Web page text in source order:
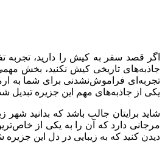
اگر قصد سفر به کیش را دارید،
جاذبه‌های تاریخی کیش نکنید، بخش
تجربه‌ای فراموش‌نشدنی برای شما به
یکی از جاذبه‌های مهم این جزیره تبدیل
مرجانی دارد که آن را به یکی از
دیدن کنید که به زیبایی در دل این